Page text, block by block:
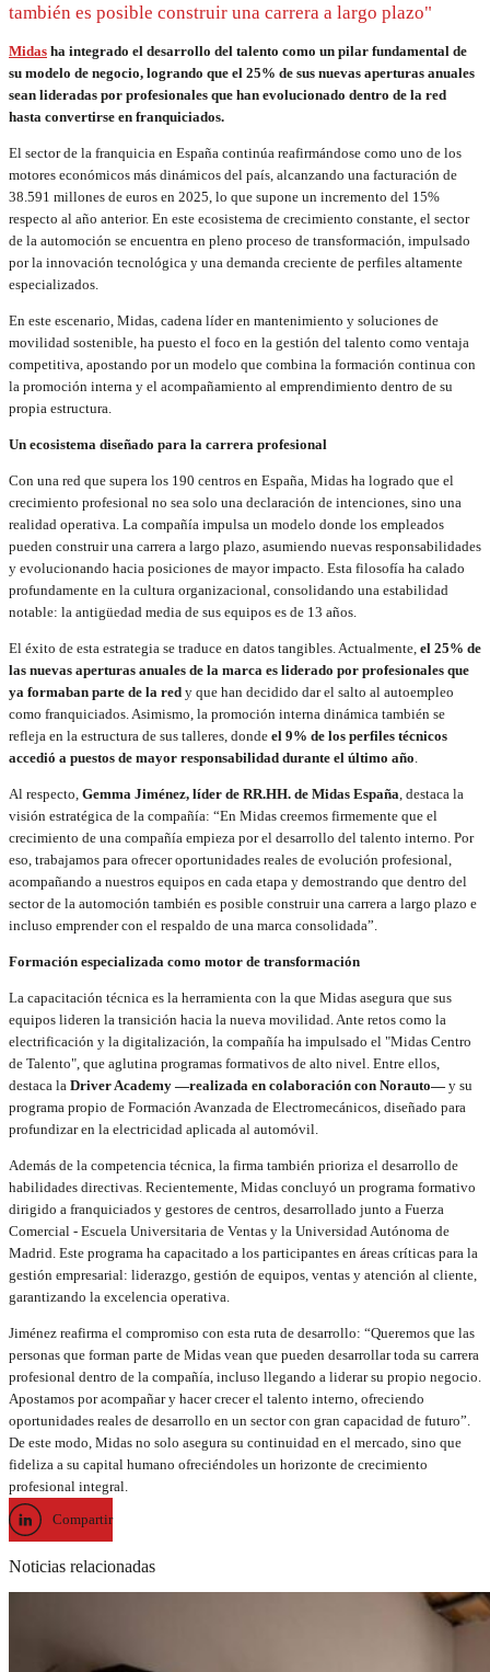
también es posible construir una carrera a largo plazo"
Midas ha integrado el desarrollo del talento como un pilar fundamental de
su modelo de negocio, logrando que el 25% de sus nuevas aperturas anuales
sean lideradas por profesionales que han evolucionado dentro de la red
hasta convertirse en franquiciados.
El sector de la franquicia en España continúa reafirmándose como uno de los
motores económicos más dinámicos del país, alcanzando una facturación de
38.591 millones de euros en 2025, lo que supone un incremento del 15%
respecto al año anterior. En este ecosistema de crecimiento constante, el sector
de la automoción se encuentra en pleno proceso de transformación, impulsado
por la innovación tecnológica y una demanda creciente de perfiles altamente
especializados.
En este escenario, Midas, cadena líder en mantenimiento y soluciones de
movilidad sostenible, ha puesto el foco en la gestión del talento como ventaja
competitiva, apostando por un modelo que combina la formación continua con
la promoción interna y el acompañamiento al emprendimiento dentro de su
propia estructura.
Un ecosistema diseñado para la carrera profesional
Con una red que supera los 190 centros en España, Midas ha logrado que el
crecimiento profesional no sea solo una declaración de intenciones, sino una
realidad operativa. La compañía impulsa un modelo donde los empleados
pueden construir una carrera a largo plazo, asumiendo nuevas responsabilidades
y evolucionando hacia posiciones de mayor impacto. Esta filosofía ha calado
profundamente en la cultura organizacional, consolidando una estabilidad
notable: la antigüedad media de sus equipos es de 13 años.
El éxito de esta estrategia se traduce en datos tangibles. Actualmente, el 25% de
las nuevas aperturas anuales de la marca es liderado por profesionales que
ya formaban parte de la red y que han decidido dar el salto al autoempleo
como franquiciados. Asimismo, la promoción interna dinámica también se
refleja en la estructura de sus talleres, donde el 9% de los perfiles técnicos
accedió a puestos de mayor responsabilidad durante el último año.
Al respecto, Gemma Jiménez, líder de RR.HH. de Midas España , destaca la
visión estratégica de la compañía: “En Midas creemos firmemente que el
crecimiento de una compañía empieza por el desarrollo del talento interno. Por
eso, trabajamos para ofrecer oportunidades reales de evolución profesional,
acompañando a nuestros equipos en cada etapa y demostrando que dentro del
sector de la automoción también es posible construir una carrera a largo plazo e
incluso emprender con el respaldo de una marca consolidada”.
Formación especializada como motor de transformación
La capacitación técnica es la herramienta con la que Midas asegura que sus
equipos lideren la transición hacia la nueva movilidad. Ante retos como la
electrificación y la digitalización, la compañía ha impulsado el "Midas Centro
de Talento", que aglutina programas formativos de alto nivel. Entre ellos,
destaca la Driver Academy —realizada en colaboración con Norauto— y su
programa propio de Formación Avanzada de Electromecánicos, diseñado para
profundizar en la electricidad aplicada al automóvil.
Además de la competencia técnica, la firma también prioriza el desarrollo de
habilidades directivas. Recientemente, Midas concluyó un programa formativo
dirigido a franquiciados y gestores de centros, desarrollado junto a Fuerza
Comercial - Escuela Universitaria de Ventas y la Universidad Autónoma de
Madrid. Este programa ha capacitado a los participantes en áreas críticas para la
gestión empresarial: liderazgo, gestión de equipos, ventas y atención al cliente,
garantizando la excelencia operativa.
Jiménez reafirma el compromiso con esta ruta de desarrollo: “Queremos que las
personas que forman parte de Midas vean que pueden desarrollar toda su carrera
profesional dentro de la compañía, incluso llegando a liderar su propio negocio.
Apostamos por acompañar y hacer crecer el talento interno, ofreciendo
oportunidades reales de desarrollo en un sector con gran capacidad de futuro”.
De este modo, Midas no solo asegura su continuidad en el mercado, sino que
fideliza a su capital humano ofreciéndoles un horizonte de crecimiento
profesional integral.
Compartir
Noticias relacionadas